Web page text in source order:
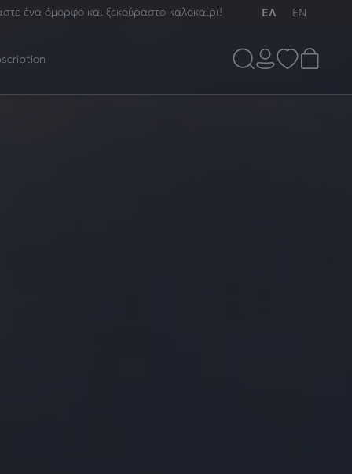
ένα όμορφο και ξεκούραστο καλοκαίρι! ΕΛ EN